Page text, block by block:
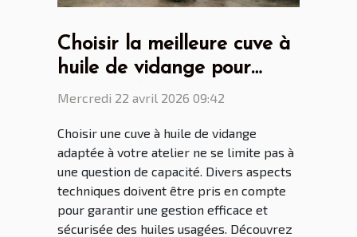
Choisir la meilleure cuve à
huile de vidange pour
votre atelier
Mercredi 22 avril 2026 09:42
Choisir une cuve à huile de vidange
adaptée à votre atelier ne se limite pas à
une question de capacité. Divers aspects
techniques doivent être pris en compte
pour garantir une gestion efficace et
sécurisée des huiles usagées. Découvrez